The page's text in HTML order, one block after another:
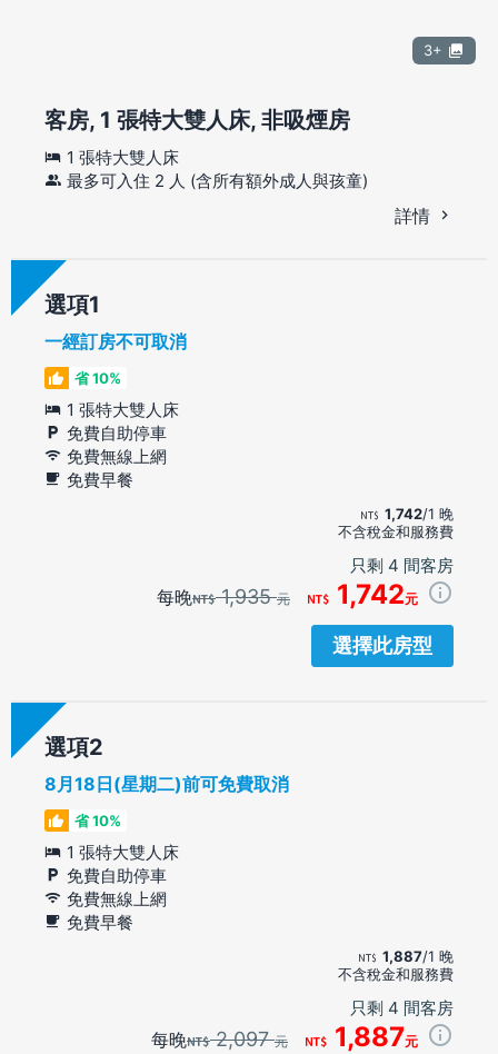
3+
客房, 1 張特大雙人床, 非吸煙房
1 張特大雙人床
最多可入住 2 人 (含所有額外成人與孩童)
詳情
選項
一經訂房不可取消
省 10%
1 張特大雙人床
免費自助停車
免費無線上網
免費早餐
1,742/1 晚
不含稅金和服務費
只剩 4 間客房
每晚 1,935元 1,742元
選擇此房型
選項
8月18日(星期二)前可免費取消
省 10%
1 張特大雙人床
免費自助停車
免費無線上網
免費早餐
1,887/1 晚
不含稅金和服務費
只剩 4 間客房
每晚 2,097元 1,887元